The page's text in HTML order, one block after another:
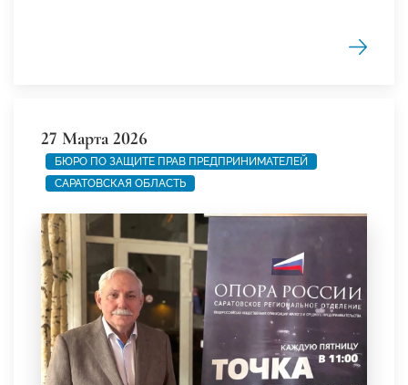
27 Марта 2026
БЮРО ПО ЗАЩИТЕ ПРАВ ПРЕДПРИНИМАТЕЛЕЙ
САРАТОВСКАЯ ОБЛАСТЬ